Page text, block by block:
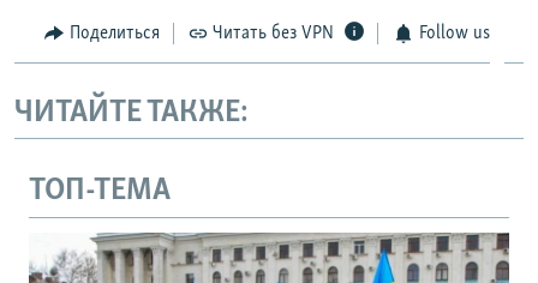
Поделиться Читать без VPN Follow us
ЧИТАЙТЕ ТАКЖЕ:
ТОП-ТЕМА